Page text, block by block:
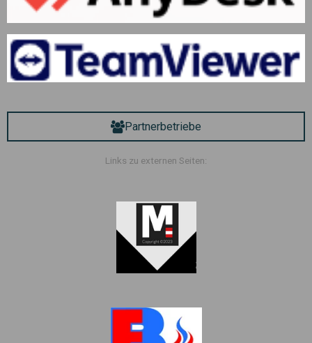
Partnerbetriebe
Links zu externen Seiten: